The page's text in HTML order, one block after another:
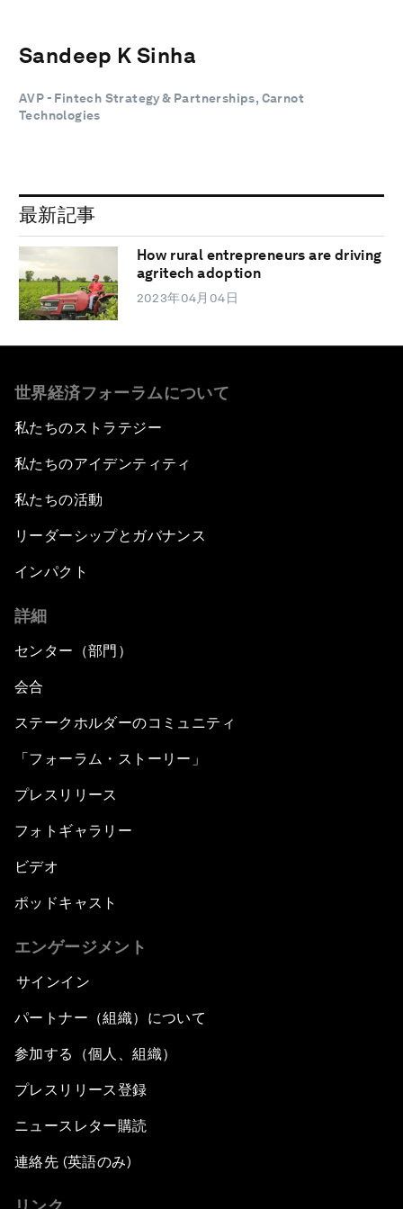
Sandeep K Sinha
AVP - Fintech Strategy & Partnerships, Carnot
Technologies
最新記事
How rural entrepreneurs are driving
agritech adoption
2023年04月04日
世界経済フォーラムについて
私たちのストラテジー
私たちのアイデンティティ
私たちの活動
リーダーシップとガバナンス
インパクト
詳細
センター（部門）
会合
ステークホルダーのコミュニティ
「フォーラム・ストーリー」
プレスリリース
フォトギャラリー
ビデオ
ポッドキャスト
エンゲージメント
サインイン
パートナー（組織）について
参加する（個人、組織）
プレスリリース登録
ニュースレター購読
連絡先 (英語のみ)